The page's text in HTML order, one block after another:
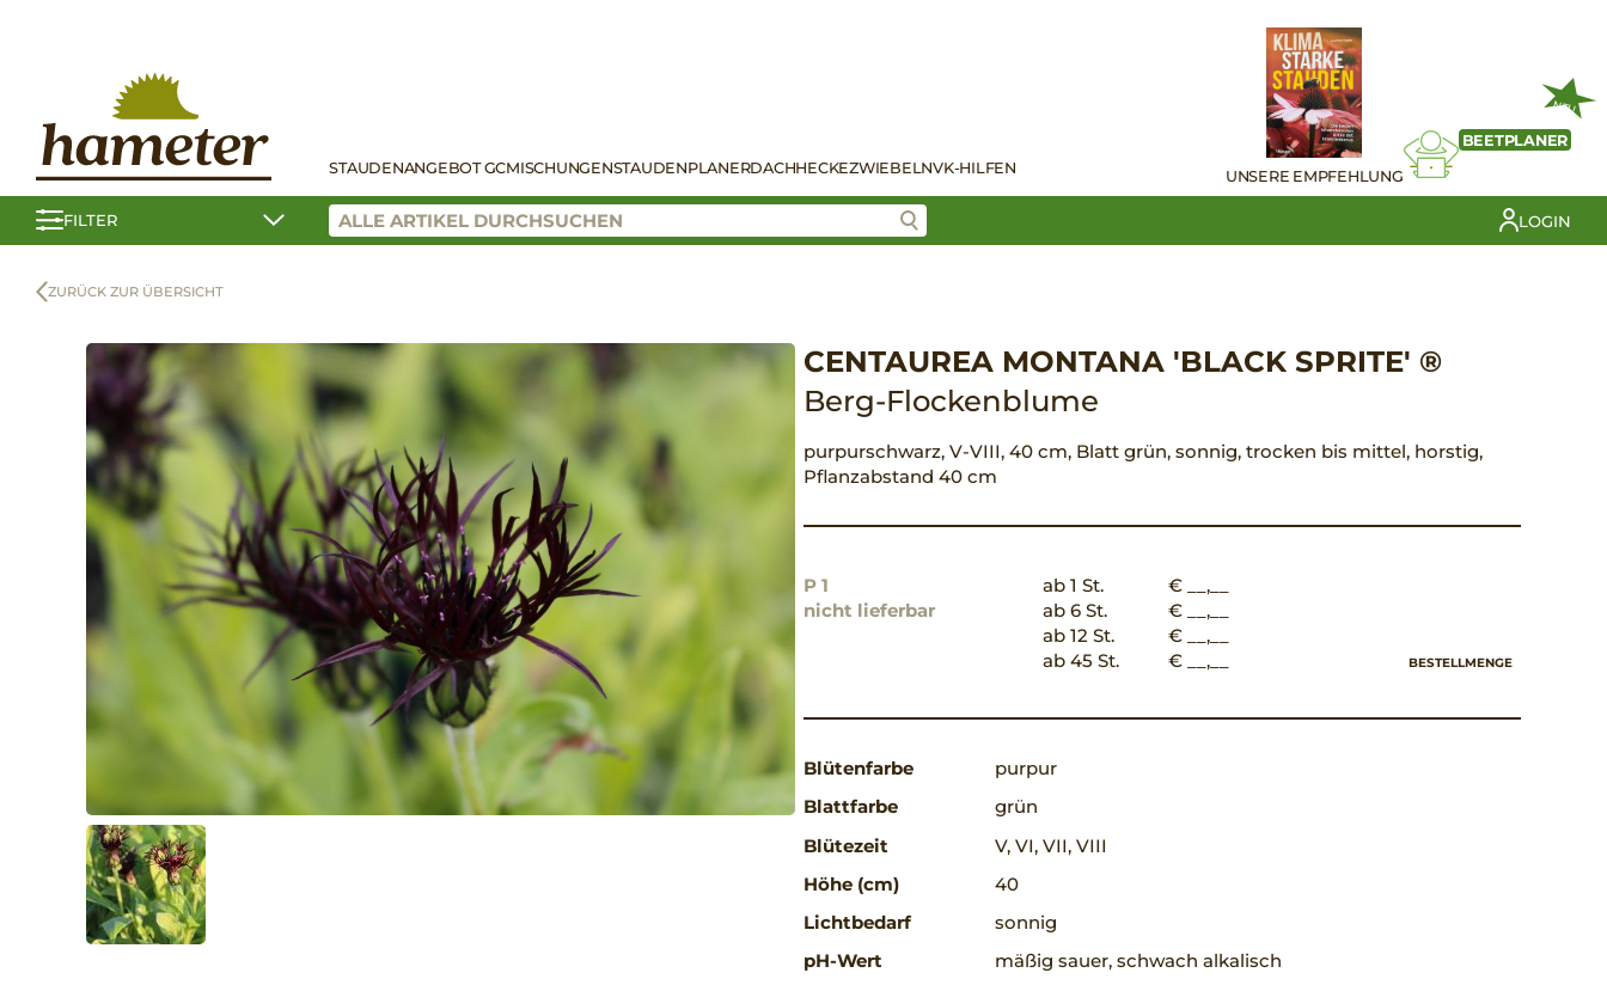
STAUDENANGEBOT GCMISCHUNGENSTAUDENPLANERDACHHECKEZWIEBELNVK-HILFEN UNSERE EMPFEHLUNG
NEU
BEETPLANER
FILTER LOGIN
ZURÜCK ZUR ÜBERSICHT
CENTAUREA MONTANA 'BLACK SPRITE' ®
Berg-Flockenblume
purpurschwarz, V-VIII, 40 cm, Blatt grün, sonnig, trocken bis mittel, horstig,
Pflanzabstand 40 cm
P 1
nicht lieferbar
ab 1 St.
€ __,__
ab 6 St.
€ __,__
ab 12 St.
€ __,__
ab 45 St.
€ __,__ BESTELLMENGE
Blütenfarbe
purpur
Blattfarbe
grün
Blütezeit
V, VI, VII, VIII
Höhe (cm)
40
Lichtbedarf
sonnig
pH-Wert
mäßig sauer, schwach alkalisch